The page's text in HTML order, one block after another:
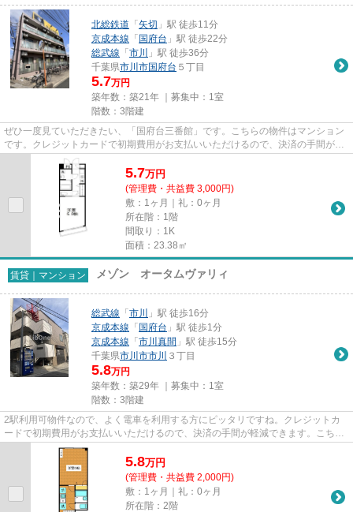
北総鉄道 「 矢切 」駅 徒歩11分
京成本線 「 国府台 」駅 徒歩22分
総武線 「 市川
」駅 徒歩36分
千葉県市川市国府台 ５丁目
5.7万円
築年数：築21年 ｜募集中： 1室
階数：3階建
ぜひ一度見ていただきたい、「国府台三番館」です。こちらの物件はマンション
です。クレジットカードで初期費用がお支払いいただけるので、決済の手間が軽
減できます。駅まで歩いて11...
5.7万円
(管理費・共益費 3,000円)
敷：1ヶ月｜礼：0ヶ月
所在階：1階
間取り：1K
面積：23.38㎡
賃貸｜マンション メゾン オータムヴァリィ
総武線 「 市川
」駅 徒歩16分
京成本線 「 国府台 」駅 徒歩1分
京成本線 「 市川真間 」駅 徒歩15分
千葉県市川市市川 ３丁目
5.8万円
築年数：築29年 ｜募集中： 1室
階数：3階建
2駅利用可物件なので、よく電車を利用する方にピッタリですね。クレジットカ
ードで初期費用がお支払いいただけるので、決済の手間が軽減できます。こちら
はマンションタイプになります...
5.8万円
(管理費・共益費 2,000円)
敷：1ヶ月｜礼：0ヶ月
所在階：2階